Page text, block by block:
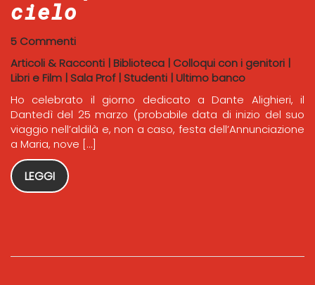
cielo
5 Commenti
Articoli & Racconti | Biblioteca | Colloqui con i genitori |
Libri e Film | Sala Prof| Studenti | Ultimo banco
Ho celebrato il giorno dedicato a Dante Alighieri, il
Dantedì del 25 marzo (probabile data di inizio del suo
viaggio nell’aldilà e, non a caso, festa dell’Annunciazione
a Maria, nove […]
LEGGI